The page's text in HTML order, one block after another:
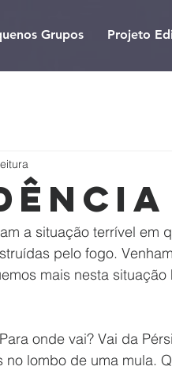
Grupos Projeto
a situação terrível em
pelo fogo.
mais nesta situação
onde vai? Vai da
lombo de uma mula.